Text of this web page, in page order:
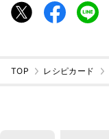
TOP レシピカード